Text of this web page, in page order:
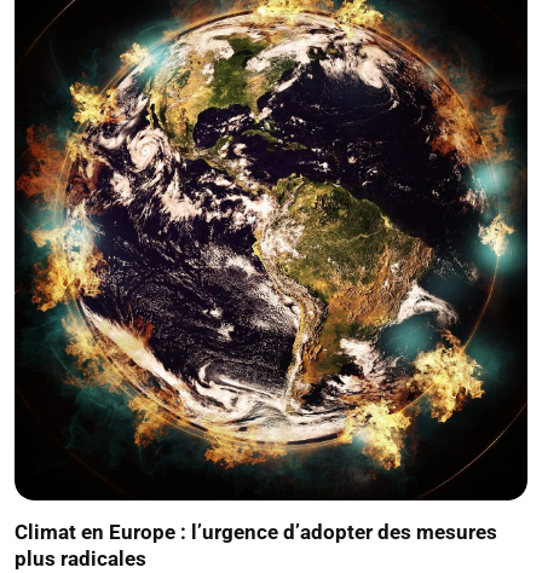
Climat en Europe : l’urgence d’adopter des mesures
plus radicales